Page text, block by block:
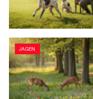
JAGEN